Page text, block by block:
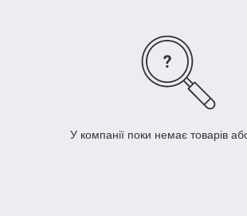
У компанії поки немає товарів